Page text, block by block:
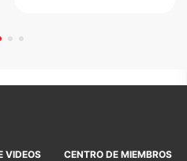
VIDEOS CENTRO DE MIEMBROS